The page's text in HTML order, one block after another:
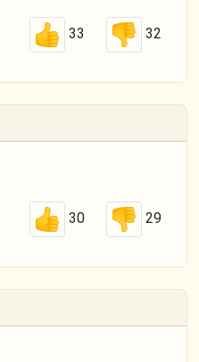
33 32
30 29